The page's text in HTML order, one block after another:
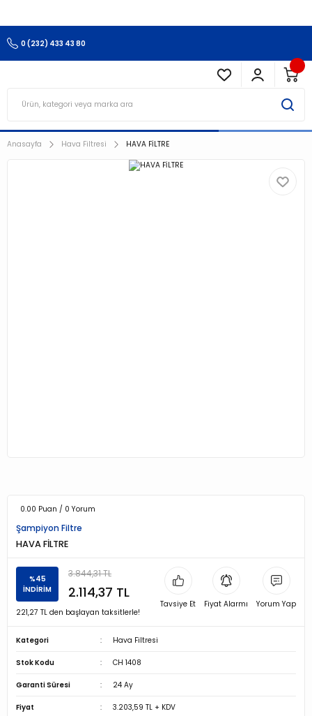
0 (232) 433 43 80
Anasayfa Hava Filtresi HAVA FİLTRE
0.00 Puan / 0 Yorum
Şampiyon Filtre
HAVA FİLTRE
%45
İNDİRİM
3.844,31 TL
2.114,37 TL
221,27 TL den başlayan taksitlerle!
Tavsiye Et Fiyat Alarmı Yorum Yap
Kategori Hava Filtresi
Stok Kodu CH 1408
Garanti Süresi 24 Ay
Fiyat 3.203,59 TL + KDV